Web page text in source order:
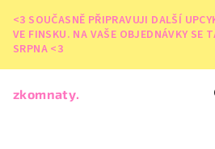
obsah
<3 SOUČASNĚ PŘIPRAVUJI DALŠÍ
VE FINSKU. NA VAŠE OBJEDNÁVKY SE
SRPNA <3
zkomnaty.